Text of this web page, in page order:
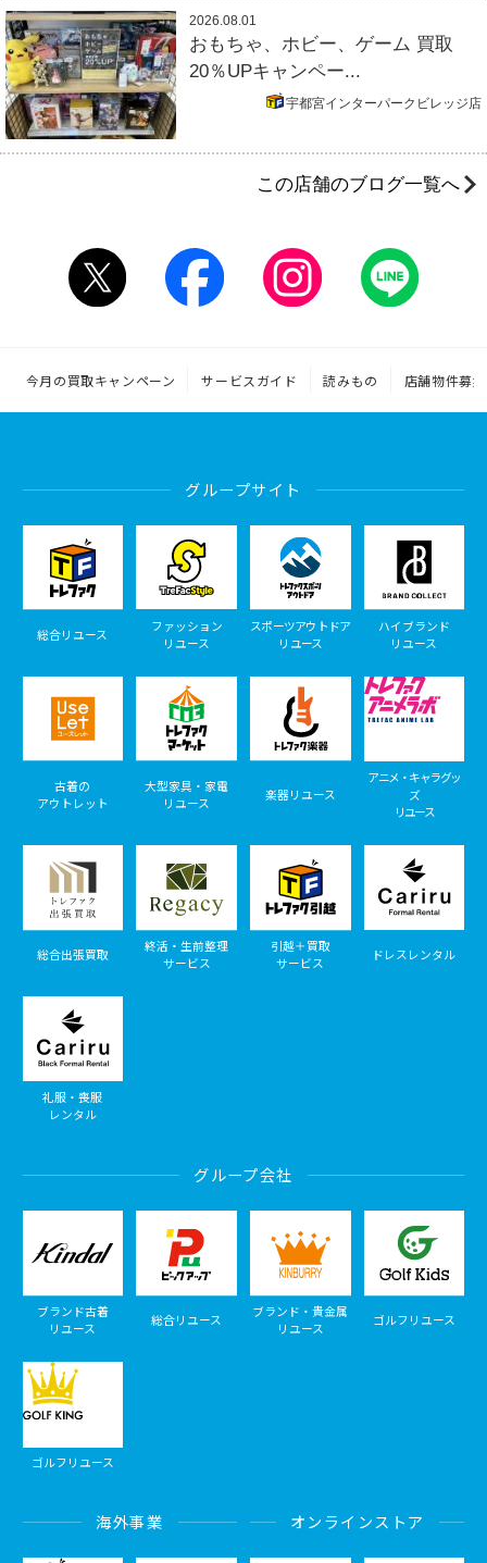
2026.08.01
おもちゃ、ホビー、ゲーム 買取
20％UPキャンペー...
宇都宮インターパークビレッジ店
この店舗のブログ一覧へ
今月の買取キャンペーン サービスガイド 読みもの 店舗物件募集
グループサイト
総合リユース
ファッション
リユース
スポーツアウトドア
リユース
ハイブランド
リユース
古着の
アウトレット
大型家具・家電
リユース
楽器リユース
アニメ・キャラグッ
ズ
リユース
総合出張買取
終活・生前整理
サービス
引越＋買取
サービス
ドレスレンタル
礼服・喪服
レンタル
グループ会社
ブランド古着
リユース
総合リユース
ブランド・貴金属
リユース
ゴルフリユース
ゴルフリユース
海外事業 オンラインストア